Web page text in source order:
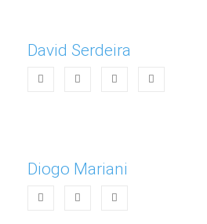
David Serdeira
Diogo Mariani